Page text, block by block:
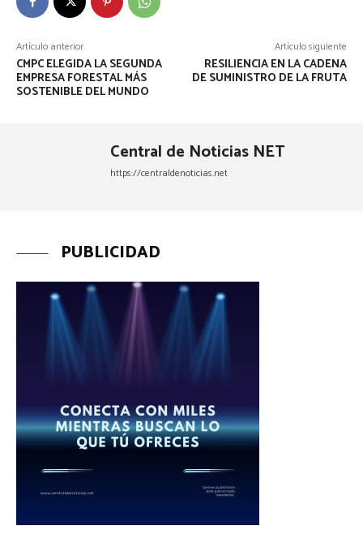
Artículo anterior
CMPC ELEGIDA LA SEGUNDA
EMPRESA FORESTAL MÁS
SOSTENIBLE DEL MUNDO
Artículo siguiente
RESILIENCIA EN LA CADENA
DE SUMINISTRO DE LA FRUTA
Central de Noticias NET
https://centraldenoticias.net
PUBLICIDAD